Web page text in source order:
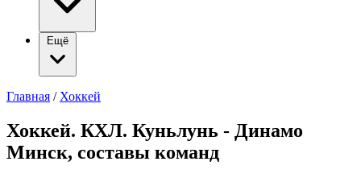
Ещё
Главная / Хоккей
Хоккей. КХЛ. Куньлунь - Динамо
Минск, составы команд